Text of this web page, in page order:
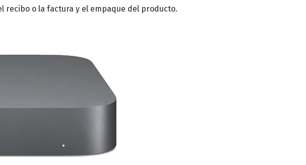
recibo o la factura y el empaque del producto.